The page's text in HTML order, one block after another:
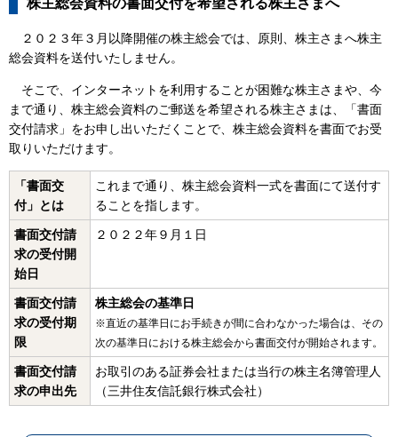
株主総会資料の書面交付を希望される株主さまへ
２０２３年３月以降開催の株主総会では、原則、株主さまへ株主
総会資料を送付いたしません。
そこで、インターネットを利用することが困難な株主さまや、今
まで通り、株主総会資料のご郵送を希望される株主さまは、「書面
交付請求」をお申し出いただくことで、株主総会資料を書面でお受
取りいただけます。
「書面交
付」とは
これまで通り、株主総会資料一式を書面にて送付す
ることを指します。
書面交付請
求の受付開
始日
２０２２年９月１日
書面交付請
求の受付期
限
株主総会の基準日
※直近の基準日にお手続きが間に合わなかった場合は、その
次の基準日における株主総会から書面交付が開始されます。
書面交付請
求の申出先
お取引のある証券会社または当行の株主名簿管理人
（三井住友信託銀行株式会社）